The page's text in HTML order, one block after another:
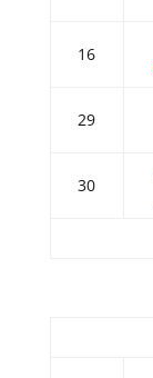
16
29
30